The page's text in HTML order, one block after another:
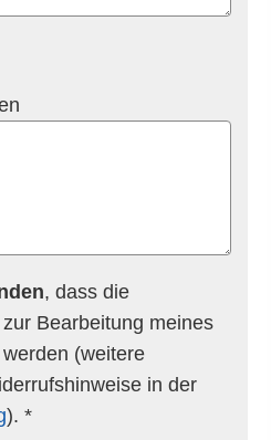
, dass die
Bearbeitung meines
(weitere
in der
). *